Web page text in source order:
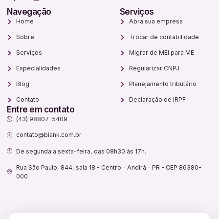
Navegação
Home
Sobre
Serviços
Especialidades
Blog
Contato
Serviços
Abra sua empresa
Trocar de contabilidade
Migrar de MEI para ME
Regularizar CNPJ
Planejamento tributário
Declaração de IRPF
Entre em contato
(43) 98807-5409
contato@biank.com.br
De segunda a sexta-feira, das 08h30 às 17h.
Rua São Paulo, 844, sala 18 - Centro - Andirá - PR - CEP 86380-
000